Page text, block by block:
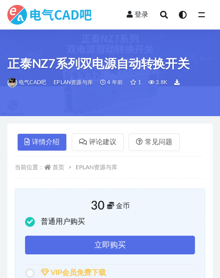
登录
正泰NZ7系列双电源自动转换开关
电气CAD吧 EPLAN资源与库 4 年前 1 3.8K
详情介绍 评论建议 常见问题
当前位置： 首页 EPLAN资源与库
30 金币
普通用户购买
立即购买
VIP会员免费下载